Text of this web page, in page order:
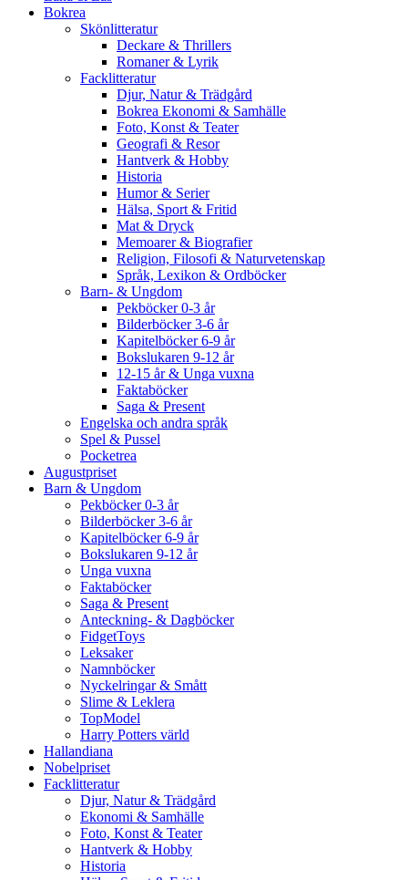
Bokrea
Skönlitteratur
Deckare & Thrillers
Romaner & Lyrik
Facklitteratur
Djur, Natur & Trädgård
Bokrea Ekonomi & Samhälle
Foto, Konst & Teater
Geografi & Resor
Hantverk & Hobby
Historia
Humor & Serier
Hälsa, Sport & Fritid
Mat & Dryck
Memoarer & Biografier
Religion, Filosofi & Naturvetenskap
Språk, Lexikon & Ordböcker
Barn- & Ungdom
Pekböcker 0-3 år
Bilderböcker 3-6 år
Kapitelböcker 6-9 år
Bokslukaren 9-12 år
12-15 år & Unga vuxna
Faktaböcker
Saga & Present
Engelska och andra språk
Spel & Pussel
Pocketrea
Augustpriset
Barn & Ungdom
Pekböcker 0-3 år
Bilderböcker 3-6 år
Kapitelböcker 6-9 år
Bokslukaren 9-12 år
Unga vuxna
Faktaböcker
Saga & Present
Anteckning- & Dagböcker
FidgetToys
Leksaker
Namnböcker
Nyckelringar & Smått
Slime & Leklera
TopModel
Harry Potters värld
Hallandiana
Nobelpriset
Facklitteratur
Djur, Natur & Trädgård
Ekonomi & Samhälle
Foto, Konst & Teater
Hantverk & Hobby
Historia